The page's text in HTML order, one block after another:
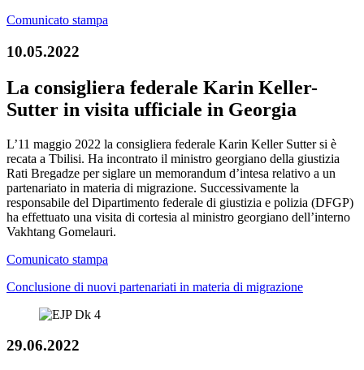
Comunicato stampa
10.05.2022
La consigliera federale Karin Keller-
Sutter in visita ufficiale in Georgia
L’11 maggio 2022 la consigliera federale Karin Keller Sutter si è
recata a Tbilisi. Ha incontrato il ministro georgiano della giustizia
Rati Bregadze per siglare un memorandum d’intesa relativo a un
partenariato in materia di migrazione. Successivamente la
responsabile del Dipartimento federale di giustizia e polizia (DFGP)
ha effettuato una visita di cortesia al ministro georgiano dell’interno
Vakhtang Gomelauri.
Comunicato stampa
Conclusione di nuovi partenariati in materia di migrazione
29.06.2022